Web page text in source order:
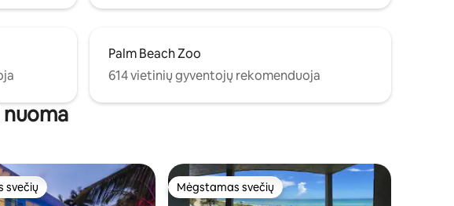
Palm Beach Zoo
614 vietinių gyventojų rekomenduoja
nuoma
svečių
svečių Mėgstamas svečių
Mėgstamas svečių